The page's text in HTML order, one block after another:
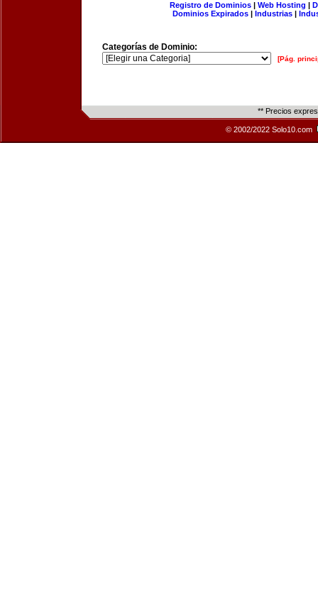
Registro de Dominios| Web Hosting |
Dominios Expirados | Industrias |
Categorías de Dominio:
[Pág.
** Precios
© 2002/2022 Solo10.com